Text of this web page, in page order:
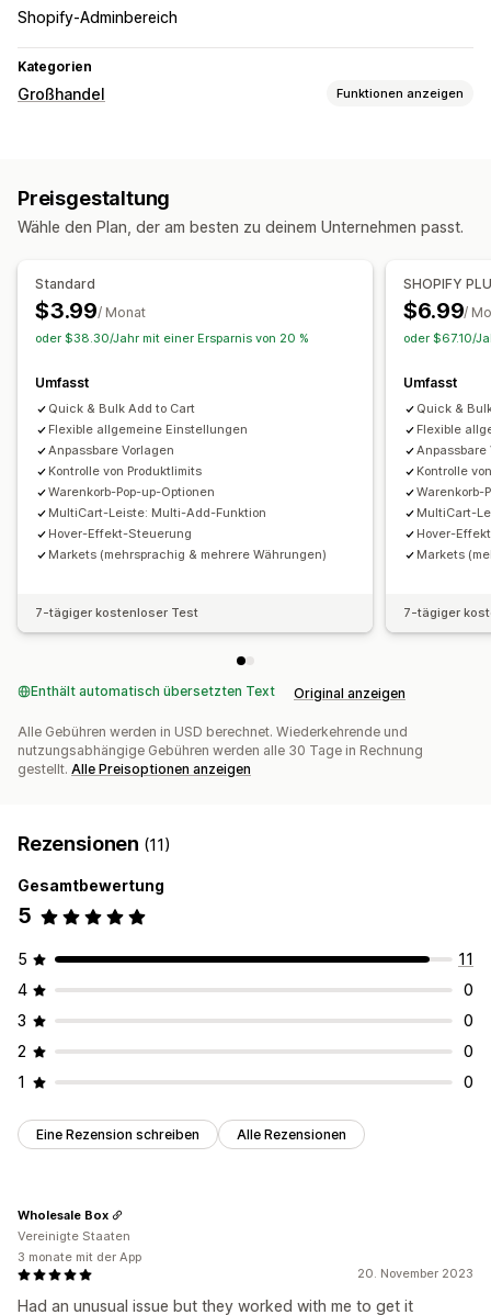
Shopify-Adminbereich
Kategorien
Großhandel Funktionen anzeigen
Preisgestaltung
Wähle den Plan, der am besten zu deinem Unternehmen passt.
Standard
$3.99/ Monat
oder $38.30/Jahr mit einer Ersparnis von 20 %
Umfasst
Quick & Bulk Add to Cart
Flexible allgemeine Einstellungen
Anpassbare Vorlagen
Kontrolle von Produktlimits
Warenkorb-Pop-up-Optionen
MultiCart-Leiste: Multi-Add-Funktion
Hover-Effekt-Steuerung
Markets (mehrsprachig & mehrere Währungen)
7-tägiger kostenloser Test
SHOPIFY
$6.99/
oder $67.10/
Umfasst
Quick &
Flexible
Anpassbare
Kontrolle
Warenkorb-
MultiCart-
Hover-
Markets
7-tägiger
Enthält automatisch übersetzten Text Original anzeigen
Alle Gebühren werden in USD berechnet. Wiederkehrende und
nutzungsabhängige Gebühren werden alle 30 Tage in Rechnung
gestellt. Alle Preisoptionen anzeigen
Rezensionen (11)
Gesamtbewertung
5
5
11
4
0
3
0
2
0
1
0
Eine Rezension schreiben Alle Rezensionen
20. November 2023
Had an unusual issue but they worked with me to get it
Wholesale Box
Vereinigte Staaten
3 monate mit der App